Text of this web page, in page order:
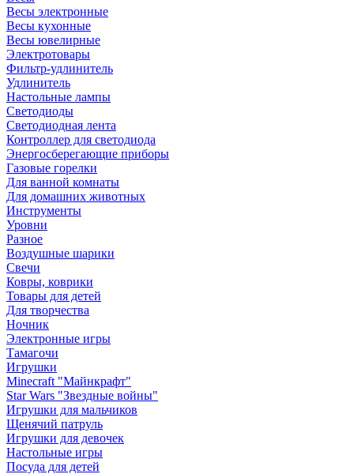
Весы электронные
Весы кухонные
Весы ювелирные
Электротовары
Фильтр-удлинитель
Удлинитель
Настольные лампы
Светодиоды
Светодиодная лента
Контроллер для светодиода
Энергосберегающие приборы
Газовые горелки
Для ванной комнаты
Для домашних животных
Инструменты
Уровни
Разное
Воздушные шарики
Свечи
Ковры, коврики
Товары для детей
Для творчества
Ночник
Электронные игры
Тамагочи
Игрушки
Minecraft "Майнкрафт"
Star Wars "Звездные войны"
Игрушки для мальчиков
Щенячий патруль
Игрушки для девочек
Настольные игры
Посуда для детей